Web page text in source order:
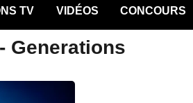
TV VIDÉOS CONCOURS
Generations